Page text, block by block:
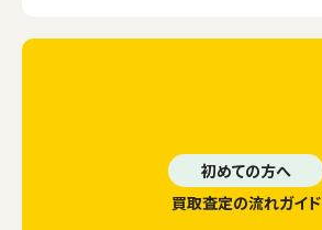
初めての方へ
買取査定の流れガイド